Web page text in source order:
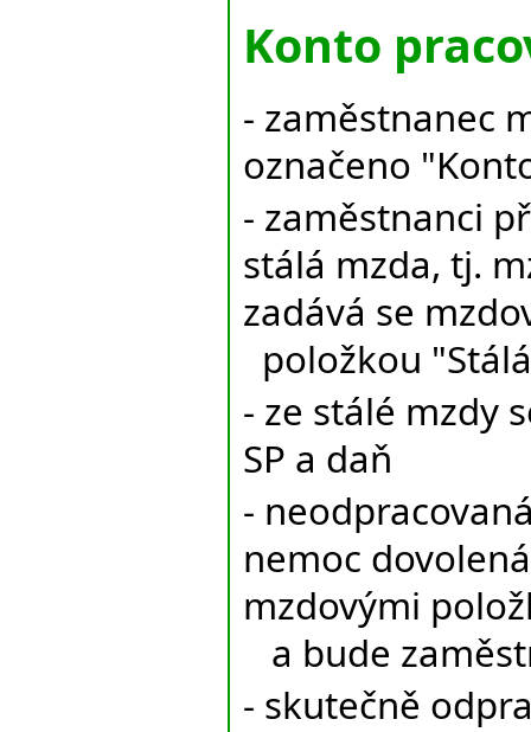
Konto
- zaměstnanec
označeno
- zaměstnanci
stálá mzda, tj.
zadává se
položkou
- ze stálé mzdy
SP a daň
-
nemoc
mzdovými
a bude
- skutečně